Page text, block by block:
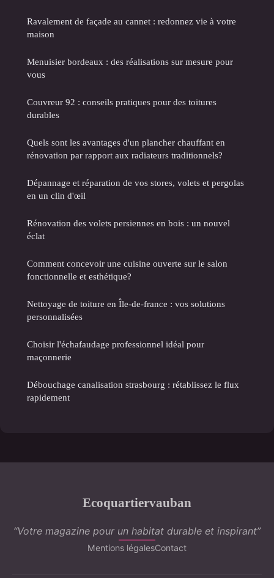
Ravalement de façade au cannet : redonnez vie à votre
maison
Menuisier bordeaux : des réalisations sur mesure pour
vous
Couvreur 92 : conseils pratiques pour des toitures
durables
Quels sont les avantages d'un plancher chauffant en
rénovation par rapport aux radiateurs traditionnels?
Dépannage et réparation de vos stores, volets et pergolas
en un clin d'œil
Rénovation des volets persiennes en bois : un nouvel
éclat
Comment concevoir une cuisine ouverte sur le salon
fonctionnelle et esthétique?
Nettoyage de toiture en Île-de-france : vos solutions
personnalisées
Choisir l'échafaudage professionnel idéal pour
maçonnerie
Débouchage canalisation strasbourg : rétablissez le flux
rapidement
Ecoquartiervauban
“Votre magazine pour un habitat durable et inspirant”
Mentions légalesContact